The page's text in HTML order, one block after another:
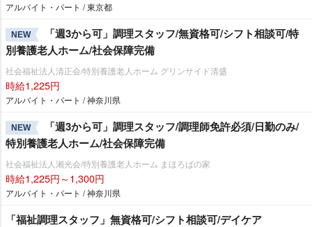
アルバイト・パート / 東京都
NEW
「週3から可」調理スタッフ/無資格可/シフト相談可/特
別養護老人ホーム/社会保障完備
社会福祉法人清正会/特別養護老人ホーム グリンサイド清盛
時給1,225円
アルバイト・パート / 神奈川県
NEW
「週3から可」調理スタッフ/調理師免許必須/日勤のみ/
特別養護老人ホーム/社会保障完備
社会福祉法人湘光会/特別養護老人ホーム まほろばの家
時給1,225円～1,300円
アルバイト・パート / 神奈川県
「福祉調理スタッフ」無資格可/シフト相談可/デイケア